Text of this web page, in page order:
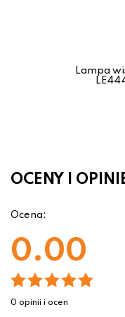
Lampa
OCENY I
Ocena:
0.00
0 opinii i ocen